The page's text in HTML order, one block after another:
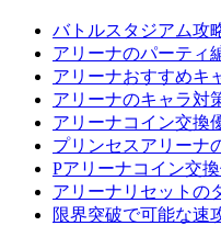
バトルスタジアム攻
アリーナのパーティ
アリーナおすすめキ
アリーナのキャラ対
アリーナコイン交換
プリンセスアリーナ
Pアリーナコイン交
アリーナリセットの
限界突破で可能な速